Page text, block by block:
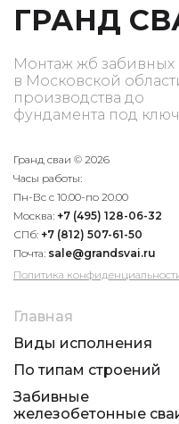
ГРАНД
Монтаж жб забивных
в Московской
производства до
фундамента под
Гранд сваи © 2026
Часы работы:
Пн-Вс с 10.00-по 20.00
Москва: +7 (495) 128-06-32
СПб: +7 (812) 507-61-50
Почта: sale@grandsvai.ru
Политика
Главная
Виды исполнения
По типам строений
Забивные
железобетонные